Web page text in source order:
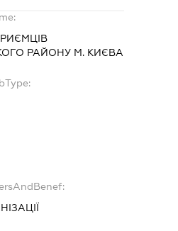
РАЙОНУ М. КИЄВА